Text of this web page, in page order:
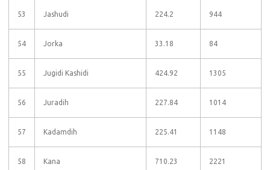
53 Jashudi 224.2 944
54 Jorka 33.18 84
55 Jugidi Kashidi 424.92 1305
56 Juradih 227.84 1014
57 Kadamdih 225.41 1148
58 Kana 710.23 2221